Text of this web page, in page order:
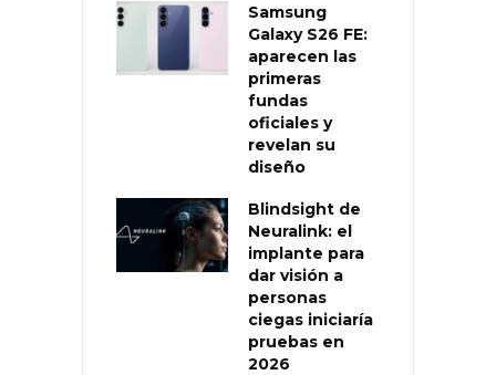
Samsung
Galaxy S26 FE:
aparecen las
primeras
fundas
oficiales y
revelan su
diseño
Blindsight de
Neuralink: el
implante para
dar visión a
personas
ciegas iniciaría
pruebas en
2026